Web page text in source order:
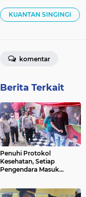
KUANTAN SINGINGI
komentar
Berita Terkait
Penuhi Protokol
Kesehatan, Setiap
Pengendara Masuk